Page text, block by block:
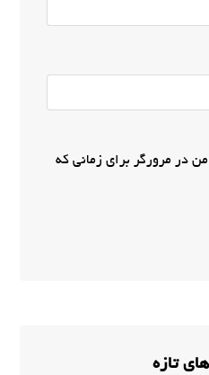
در مرورگر برای زمانی که
تازه